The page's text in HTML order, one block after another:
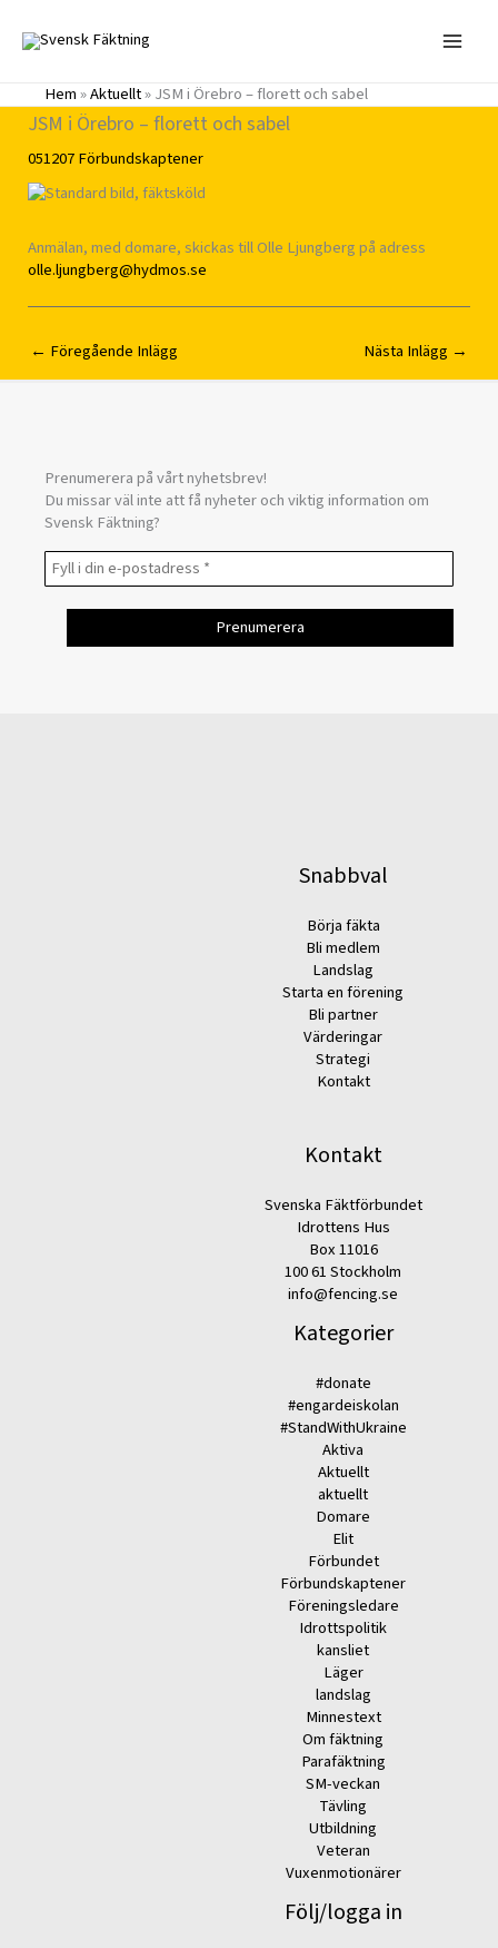
innehåll
Hem»Aktuellt»JSM i Örebro – florett och sabel
JSM i Örebro – florett och sabel
051207Förbundskaptener
Anmälan, med domare, skickas till Olle Ljungberg på adress
olle.ljungberg@hydmos.se
← Föregående Inlägg Nästa Inlägg →
Prenumerera på vårt nyhetsbrev!
Du missar väl inte att få nyheter och viktig information om
Svensk Fäktning?
Snabbval
Börja fäkta
Bli medlem
Landslag
Starta en förening
Bli partner
Värderingar
Strategi
Kontakt
Kontakt
Svenska Fäktförbundet
Idrottens Hus
Box 11016
100 61 Stockholm
info@fencing.se
Kategorier
#donate
#engardeiskolan
#StandWithUkraine
Aktiva
Aktuellt
aktuellt
Domare
Elit
Förbundet
Förbundskaptener
Föreningsledare
Idrottspolitik
kansliet
Läger
landslag
Minnestext
Om fäktning
Parafäktning
SM-veckan
Tävling
Utbildning
Veteran
Vuxenmotionärer
Följ/logga in